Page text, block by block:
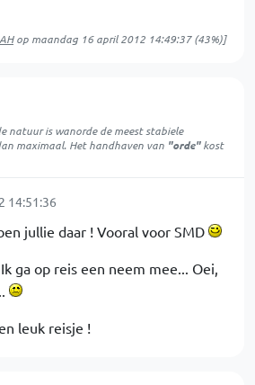
op maandag 16 april 2012 14:49:37(43%)]
natuur iswanordede meest stabiele
maximaal. Het handhaven van "orde"kost
14:51:36
jullie daar ! Vooral voor SMD
ga op reis een neem mee... Oei,
leuk reisje !